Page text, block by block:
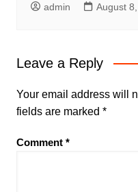
admin August
Leave a Reply
Your email address will
fields are marked *
Comment *